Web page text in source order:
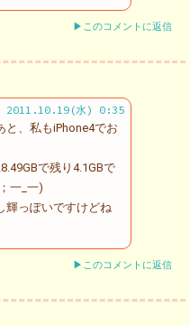
▶このコメントに返信
2011.10.19(水) 0:35
と、私もiPhone4でお
で残り4.1GBで
一_一)
輝っぽいですけどね
▶このコメントに返信